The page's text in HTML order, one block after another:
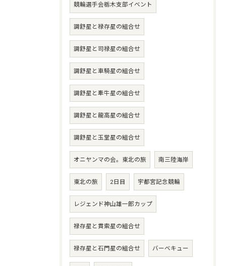
競輪選手会栃木支部イベント
調舒星と禄存星の組合せ
調舒星と司禄星の組合せ
調舒星と車騎星の組合せ
調舒星と牽牛星の組合せ
調舒星と龍高星の組合せ
調舒星と玉堂星の組合せ
オニヤンマの会。東北の旅 南三陸海岸
東北の旅 2日目 宇都宮記念競輪
レジェンド神山雄一郎カップ
禄存星と貫索星の組合せ
禄存星と石門星の組合せ バーベキュー